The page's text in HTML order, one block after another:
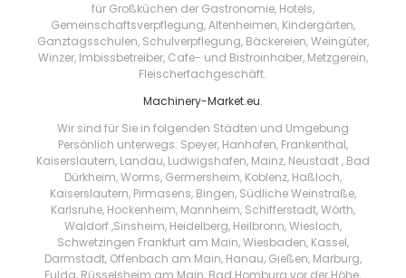
für Großküchen der Gastronomie, Hotels,
Gemeinschaftsverpflegung, Altenheimen, Kindergärten,
Ganztagsschulen, Schulverpflegung, Bäckereien, Weingüter,
Winzer, Imbissbetreiber, Cafe- und Bistroinhaber, Metzgerein,
Fleischerfachgeschäft.
Machinery-Market.eu.
Wir sind für Sie in folgenden Städten und Umgebung
Persönlich unterwegs: Speyer, Hanhofen, Frankenthal,
Kaiserslautern, Landau, Ludwigshafen, Mainz, Neustadt , Bad
Dürkheim, Worms, Germersheim, Koblenz, Haßloch,
Kaiserslautern, Pirmasens, Bingen, Südliche Weinstraße,
Karlsruhe, Hockenheim, Mannheim, Schifferstadt, Wörth,
Waldorf ,Sinsheim, Heidelberg, Heilbronn, Wiesloch,
Schwetzingen Frankfurt am Main, Wiesbaden, Kassel,
Darmstadt, Offenbach am Main, Hanau, Gießen, Marburg,